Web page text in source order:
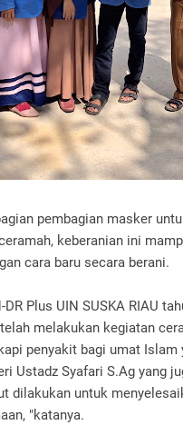
pembagian masker
keberanian ini
cara baru secara berani.
Plus UIN SUSKA RIAU
melakukan kegiatan
penyakit bagi umat
Ustadz Syafari S.Ag yang
dilakukan untuk
"katanya.